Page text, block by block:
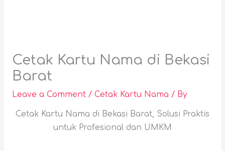
Cetak Kartu Nama di Bekasi
Barat
Leave a Comment / Cetak Kartu Nama / By
Cetak Kartu Nama di Bekasi Barat, Solusi Praktis
untuk Profesional dan UMKM